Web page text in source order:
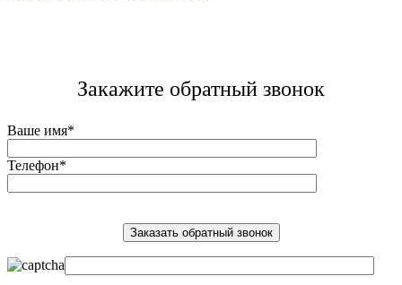
Закажите обратный звонок
Ваше имя*
Телефон*